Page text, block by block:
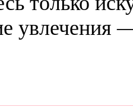
увлечения